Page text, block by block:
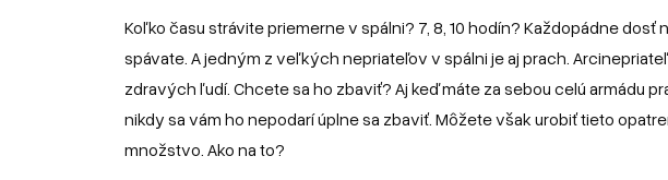
Koľko času strávite priemerne v spálni? 7, 8, 10 hodín? Každopádne dosť
spávate. A jedným z veľkých nepriateľov v spálni je aj prach.
zdravých ľudí. Chcete sa ho zbaviť? Aj keď máte za sebou celú armádu
nikdy sa vám ho nepodarí úplne sa zbaviť. Môžete však urobiť tieto
množstvo. Ako na to?